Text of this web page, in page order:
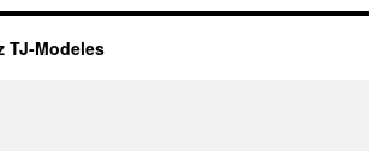
TJ-Modeles